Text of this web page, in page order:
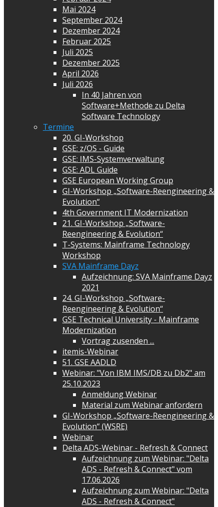
Mai 2024
September 2024
Dezember 2024
Februar 2025
Juli 2025
Dezember 2025
April 2026
Juli 2026
In 40 Jahren von
Software+Methode zu Delta
Software Technology
Termine
20. GI-Workshop
GSE: z/OS - Guide
GSE: IMS-Systemverwaltung
GSE: ADL Guide
GSE European Working Group
GI-Workshop „Software-Reengineering &
Evolution“
4th Government IT Modernization
21. GI-Workshop „Software-
Reengineering & Evolution“
T-Systems: Mainframe Technology
Workshop
SVA Mainframe Dayz
Aufzeichnung: SVA Mainframe Dayz
2021
24. GI-Workshop „Software-
Reengineering & Evolution“
GSE Technical University - Mainframe
Modernization
Vortrag zusenden ...
itemis-Webinar
51. GSE AADLD
Webinar: "Von IBM IMS/DB zu Db2" am
25.10.2023
Anmeldung Webinar
Material zum Webinar anfordern
GI-Workshop „Software-Reengineering &
Evolution“ (WSRE)
Webinar
Delta ADS-Webinar - Refresh & Connect
Aufzeichnung zum Webinar: "Delta
ADS - Refresh & Connect" vom
17.06.2026
Aufzeichnung zum Webinar: "Delta
ADS - Refresh & Connect"